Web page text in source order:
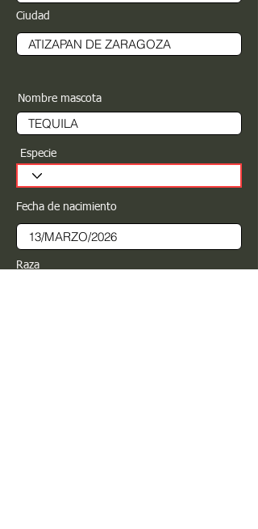
Ciudad
Nombre mascota
Especie
Fecha de nacimiento
Raza